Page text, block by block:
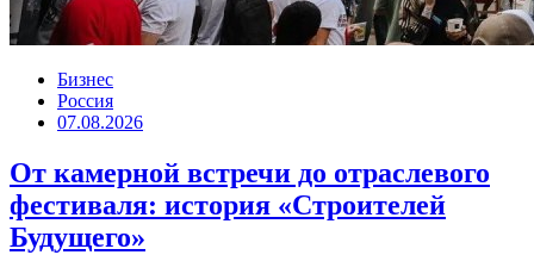
Бизнес
Россия
07.08.2026
От камерной встречи до отраслевого
фестиваля: история «Строителей
Будущего»